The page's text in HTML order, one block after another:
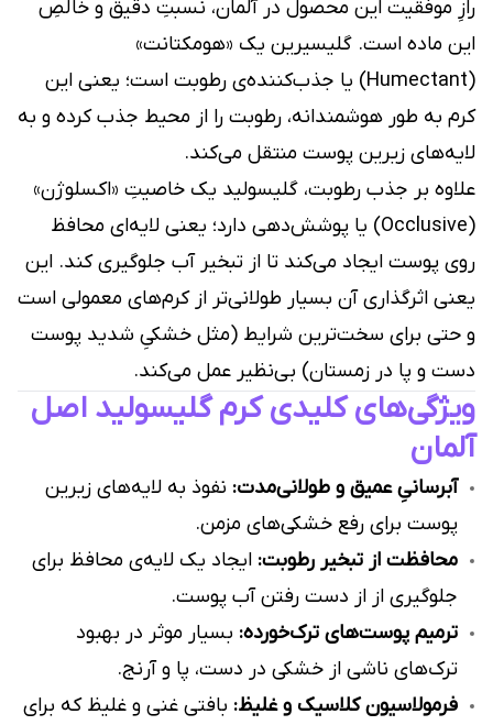
رازِ موفقیت این محصول در آلمان، نسبتِ دقیق و خالصِ
این ماده است. گلیسیرین یک «هومکتانت»
(Humectant) یا جذب‌کننده‌ی رطوبت است؛ یعنی این
کرم به طور هوشمندانه، رطوبت را از محیط جذب کرده و به
لایه‌های زیرین پوست منتقل می‌کند.
علاوه بر جذب رطوبت، گلیسولید یک خاصیتِ «اکسلوژن»
(Occlusive) یا پوشش‌دهی دارد؛ یعنی لایه‌ای محافظ
روی پوست ایجاد می‌کند تا از تبخیر آب جلوگیری کند. این
یعنی اثرگذاری آن بسیار طولانی‌تر از کرم‌های معمولی است
و حتی برای سخت‌ترین شرایط (مثل خشکیِ شدید پوست
دست و پا در زمستان) بی‌نظیر عمل می‌کند.
ویژگی‌های کلیدی کرم گلیسولید اصل
آلمان
آبرسانیِ عمیق و طولانی‌مدت: نفوذ به لایه‌های زیرین
پوست برای رفع خشکی‌های مزمن.
محافظت از تبخیر رطوبت: ایجاد یک لایه‌ی محافظ برای
جلوگیری از از دست رفتن آب پوست.
ترمیم پوست‌های ترک‌خورده: بسیار موثر در بهبود
ترک‌های ناشی از خشکی در دست، پا و آرنج.
فرمولاسیون کلاسیک و غلیظ: بافتی غنی و غلیظ که برای